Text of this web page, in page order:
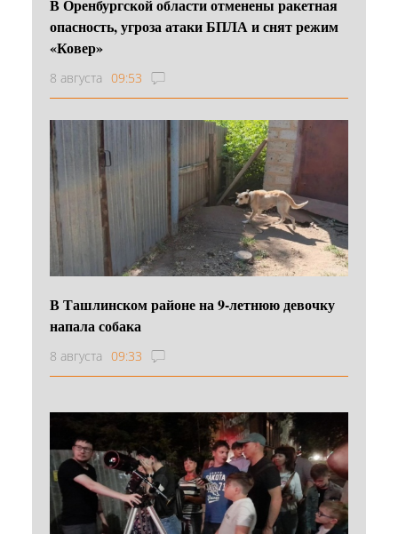
В Оренбургской области отменены ракетная
опасность, угроза атаки БПЛА и снят режим
«Ковер»
8 августа 09:53
В Ташлинском районе на 9-летнюю девочку
напала собака
8 августа 09:33